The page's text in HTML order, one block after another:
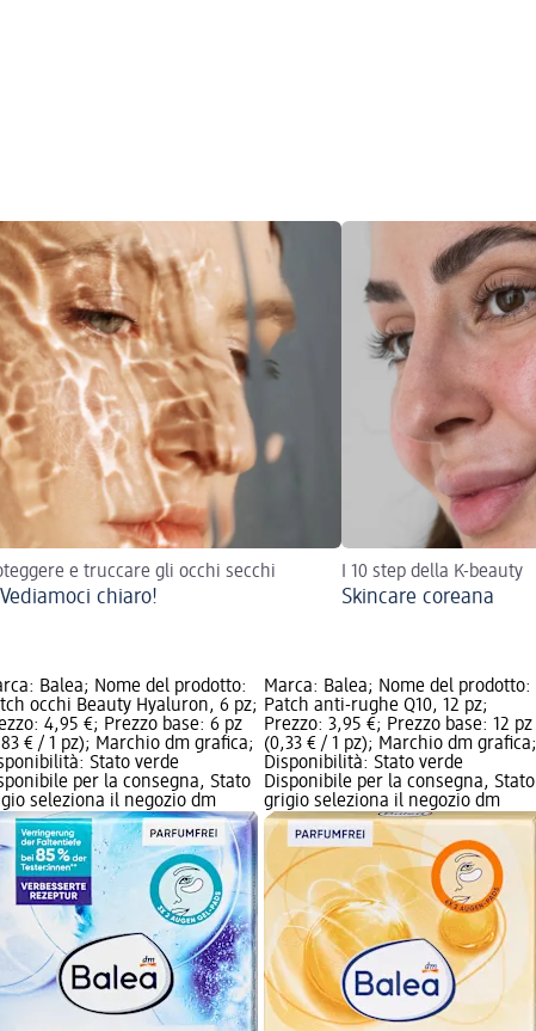
e truccare gli occhi secchi
chiaro!
I 10 step della K-beauty
Skincare coreana
Balea; Nome del prodotto:
occhi Beauty Hyaluron, 6 pz;
4,95 €; Prezzo base: 6 pz
€ / 1 pz); Marchio dm grafica;
Stato verde
per la consegna, Stato
seleziona il negozio dm
Marca: Balea; Nome del prodotto:
Patch anti-rughe Q10, 12 pz;
Prezzo: 3,95 €; Prezzo base: 12 pz
(0,33 € / 1 pz); Marchio dm grafica;
Disponibilità: Stato verde
Disponibile per la consegna, Stato
grigio seleziona il negozio dm